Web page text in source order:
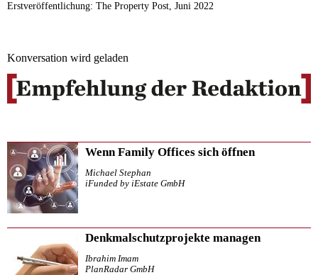
Erstveröffentlichung: The Property Post, Juni 2022
Konversation wird geladen
Wenn Family Offices sich öffnen
Michael Stephan
iFunded by iEstate GmbH
Denkmalschutzprojekte managen
Ibrahim Imam
PlanRadar GmbH